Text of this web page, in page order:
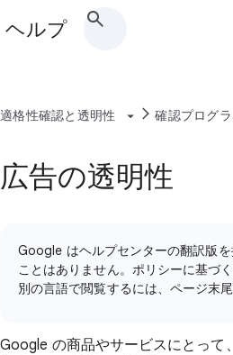
ヘルプ
適格性確認と透明性 確認プログ
広告の透明性
Google はヘルプセンターの翻訳版
ことはありません。ポリシーに基づ
別の言語で閲覧するには、ページ末
Google の商品やサービスにとっ